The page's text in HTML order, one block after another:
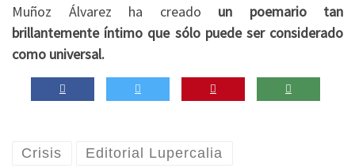
Muñoz Álvarez ha creado un poemario tan
brillantemente íntimo que sólo puede ser considerado
como universal.
Crisis Editorial Lupercalia